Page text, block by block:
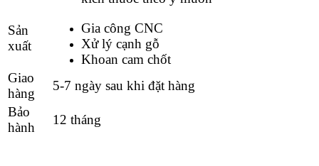
Sản
xuất
Gia công CNC
Xử lý cạnh gỗ
Khoan cam chốt
Giao
hàng
5-7 ngày sau khi đặt hàng
Bảo
hành
12 tháng